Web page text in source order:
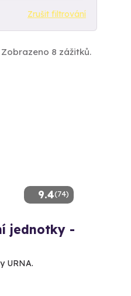
Zrušit filtrování
Zobrazeno 8 zážitků.
9.4(74)
jednotky -
URNA.